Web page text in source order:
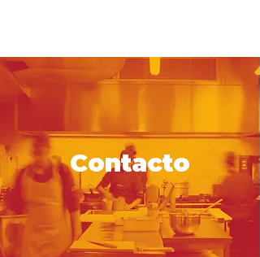
Contacto